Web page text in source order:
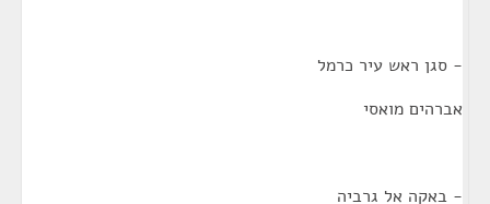
- סגן ראש עיר כרמל
אברהים מואסי
- באקה אל גרביה